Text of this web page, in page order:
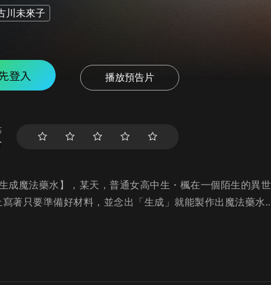
川未來子
登入 播放預告片
成魔法藥水】，某天，普通女高中生・楓在一個陌生的異
著只要準備好材料，並念出「生成」就能製作出魔法藥水